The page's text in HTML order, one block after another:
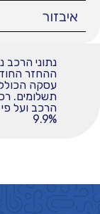
איבזור
נתוני
ההחזר
הרכב ועל
9.9%